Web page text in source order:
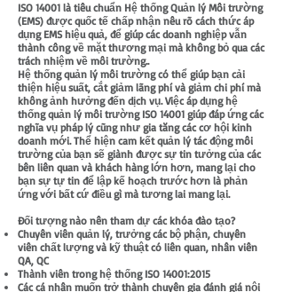
ISO 14001 là tiêu chuẩn Hệ thống Quản lý Môi trường
(EMS) được quốc tế chấp nhận nêu rõ cách thức áp
dụng EMS hiệu quả, để giúp các doanh nghiệp vẫn
thành công về mặt thương mại mà không bỏ qua các
trách nhiệm về môi trường..
Hệ thống quản lý môi trường có thể giúp bạn cải
thiện hiệu suất, cắt giảm lãng phí và giảm chi phí mà
không ảnh hưởng đến dịch vụ. Việc áp dụng hệ
thống quản lý môi trường ISO 14001 giúp đáp ứng các
nghĩa vụ pháp lý cũng như gia tăng các cơ hội kinh
doanh mới. Thể hiện cam kết quản lý tác động môi
trường của bạn sẽ giành được sự tin tưởng của các
bên liên quan và khách hàng lớn hơn, mang lại cho
bạn sự tự tin để lập kế hoạch trước hơn là phản
ứng với bất cứ điều gì mà tương lai mang lại.
Đối tượng nào nên tham dự các khóa đào tạo?
Chuyên viên quản lý, trưởng các bộ phận, chuyên
viên chất lượng và kỹ thuật có liên quan, nhân viên
QA, QC
Thành viên trong hệ thống ISO 14001:2015
Các cá nhân muốn trở thành chuyên gia đánh giá nội